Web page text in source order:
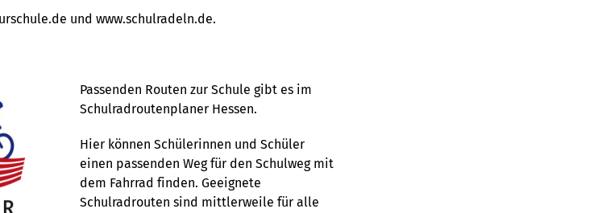
und www.schulradeln.de.
Passenden Routen zur Schule gibt es im
Schulradroutenplaner Hessen.
Hier können Schülerinnen und Schüler
einen passenden Weg für den Schulweg mit
dem Fahrrad finden. Geeignete
Schulradrouten sind mittlerweile für alle